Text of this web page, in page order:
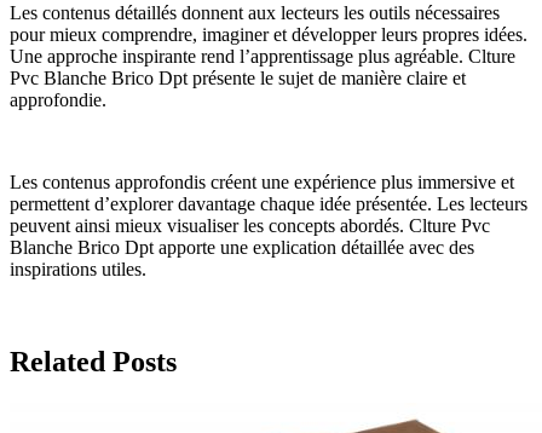
Les contenus détaillés donnent aux lecteurs les outils nécessaires
pour mieux comprendre, imaginer et développer leurs propres idées.
Une approche inspirante rend l’apprentissage plus agréable. Clture
Pvc Blanche Brico Dpt présente le sujet de manière claire et
approfondie.
Les contenus approfondis créent une expérience plus immersive et
permettent d’explorer davantage chaque idée présentée. Les lecteurs
peuvent ainsi mieux visualiser les concepts abordés. Clture Pvc
Blanche Brico Dpt apporte une explication détaillée avec des
inspirations utiles.
Related Posts